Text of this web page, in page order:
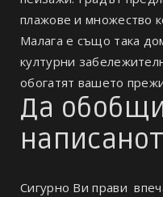
плажове и множество
Малага е също така
културни
обогатят вашето
Да
Сигурно Ви прави